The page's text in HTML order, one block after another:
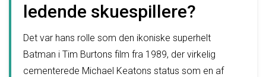
ledende skuespillere?
Det var hans rolle som den ikoniske superhelt
Batman i Tim Burtons film fra 1989, der virkelig
cementerede Michael Keatons status som en af